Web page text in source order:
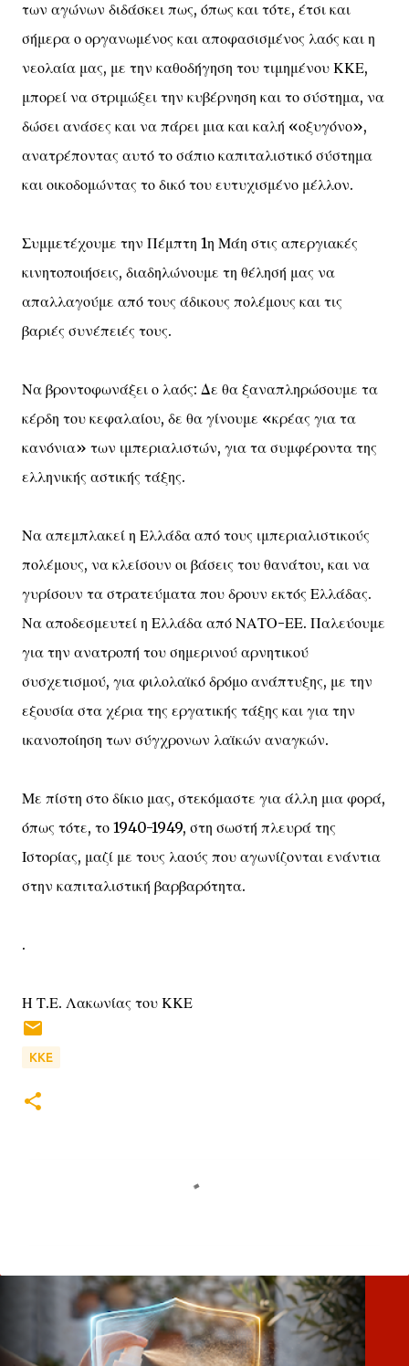
των αγώνων διδάσκει πως, όπως και τότε, έτσι και
σήμερα ο οργανωμένος και αποφασισμένος λαός και η
νεολαία μας, με την καθοδήγηση του τιμημένου ΚΚΕ,
μπορεί να στριμώξει την κυβέρνηση και το σύστημα, να
δώσει ανάσες και να πάρει μια και καλή «οξυγόνο»,
ανατρέποντας αυτό το σάπιο καπιταλιστικό σύστημα
και οικοδομώντας το δικό του ευτυχισμένο μέλλον.
Συμμετέχουμε την Πέμπτη 1η Μάη στις απεργιακές
κινητοποιήσεις, διαδηλώνουμε τη θέλησή μας να
απαλλαγούμε από τους άδικους πολέμους και τις
βαριές συνέπειές τους.
Να βροντοφωνάξει ο λαός: Δε θα ξαναπληρώσουμε τα
κέρδη του κεφαλαίου, δε θα γίνουμε «κρέας για τα
κανόνια» των ιμπεριαλιστών, για τα συμφέροντα της
ελληνικής αστικής τάξης.
Να απεμπλακεί η Ελλάδα από τους ιμπεριαλιστικούς
πολέμους, να κλείσουν οι βάσεις του θανάτου, και να
γυρίσουν τα στρατεύματα που δρουν εκτός Ελλάδας.
Να αποδεσμευτεί η Ελλάδα από ΝΑΤΟ-ΕΕ. Παλεύουμε
για την ανατροπή του σημερινού αρνητικού
συσχετισμού, για φιλολαϊκό δρόμο ανάπτυξης, με την
εξουσία στα χέρια της εργατικής τάξης και για την
ικανοποίηση των σύγχρονων λαϊκών αναγκών.
Με πίστη στο δίκιο μας, στεκόμαστε για άλλη μια φορά,
όπως τότε, το 1940-1949, στη σωστή πλευρά της
Ιστορίας, μαζί με τους λαούς που αγωνίζονται ενάντια
στην καπιταλιστική βαρβαρότητα.
.
Η Τ.Ε. Λακωνίας του ΚΚΕ
ΚΚΕ
λ